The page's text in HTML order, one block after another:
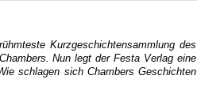
Kurzgeschichtensammlung des
Nun legt der Festa Verlag eine
schlagen sich Chambers Geschichten